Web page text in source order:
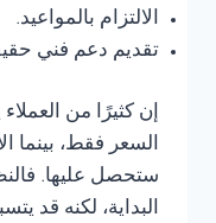
الالتزام بالمواعيد.
تقديم دعم فني
إن كثيرًا من
السعر فقط، بينما
ستحصل عليها.
البداية، لكنه قد